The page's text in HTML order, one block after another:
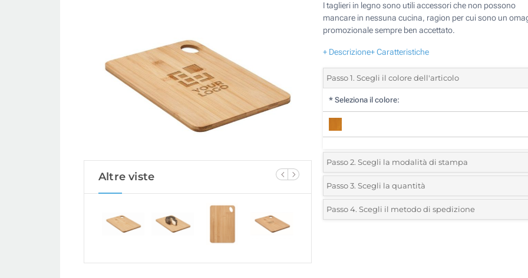
Altre viste
I taglieri in legno sono utili accessori che non possono
mancare in nessuna cucina, ragion per cui sono un
promozionale sempre ben accettato.
+ Descrizione+ Caratteristiche
Passo 1. Scegli il colore dell'articolo
* Seleziona il colore:
Passo 2. Scegli la modalità di stampa
*Seleziona la posizione di stampa e il colore del vostro
Incisione Laser (Su un lato)
Passo 3. Scegli la quantità
*Quantità desiderata:
Passo 4. Scegli il metodo di spedizione